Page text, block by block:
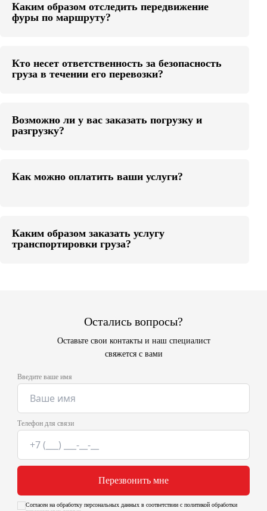
Каким образом отследить передвижение
фуры по маршруту?
Кто несет ответственность за безопасность
груза в течении его перевозки?
Возможно ли у вас заказать погрузку и
разгрузку?
Как можно оплатить ваши услуги?
Каким образом заказать услугу
транспортировки груза?
Остались вопросы?
Оставьте свои контакты и наш специалист
свяжется с вами
Введите ваше имя
Телефон для связи
Перезвонить мне
Согласен на обработку персональных данных в соответствии с политикой обработки